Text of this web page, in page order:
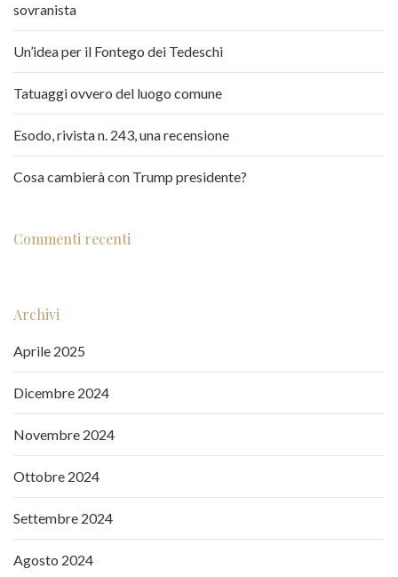
sovranista
Un’idea per il Fontego dei Tedeschi
Tatuaggi ovvero del luogo comune
Esodo, rivista n. 243, una recensione
Cosa cambierà con Trump presidente?
Commenti recenti
Archivi
Aprile 2025
Dicembre 2024
Novembre 2024
Ottobre 2024
Settembre 2024
Agosto 2024